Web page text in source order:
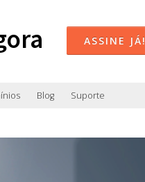
ASSINE JÁ!
Blog Suporte